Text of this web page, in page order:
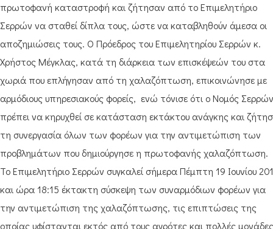
πρωτοφανή καταστροφή και ζήτησαν από το Επιμελητήριο
Σερρών να σταθεί δίπλα τους, ώστε να καταβληθούν άμεσα οι
αποζημιώσεις τους. Ο Πρόεδρος του Επιμελητηρίου Σερρών κ.
Χρήστος Μέγκλας, κατά τη διάρκεια των επισκέψεών του στα
χωριά που επλήγησαν από τη χαλαζόπτωση, επικοινώνησε με
αρμόδιους υπηρεσιακούς φορείς, ενώ τόνισε ότι ο Νομός Σερρών
πρέπει να κηρυχθεί σε κατάσταση εκτάκτου ανάγκης και
τη συνεργασία όλων των φορέων για την αντιμετώπιση των
προβλημάτων που δημιούργησε η πρωτοφανής χαλαζόπτωση.
Το Επιμελητήριο Σερρών συγκαλεί σήμερα Πέμπτη 19 Ιουνίου
και ώρα 18:15 έκτακτη σύσκεψη των συναρμόδιων φορέων για
την αντιμετώπιση της χαλαζόπτωσης, τις επιπτώσεις της
οποίας υφίστανται εκτός από τους αγρότες και πολλές μονάδες